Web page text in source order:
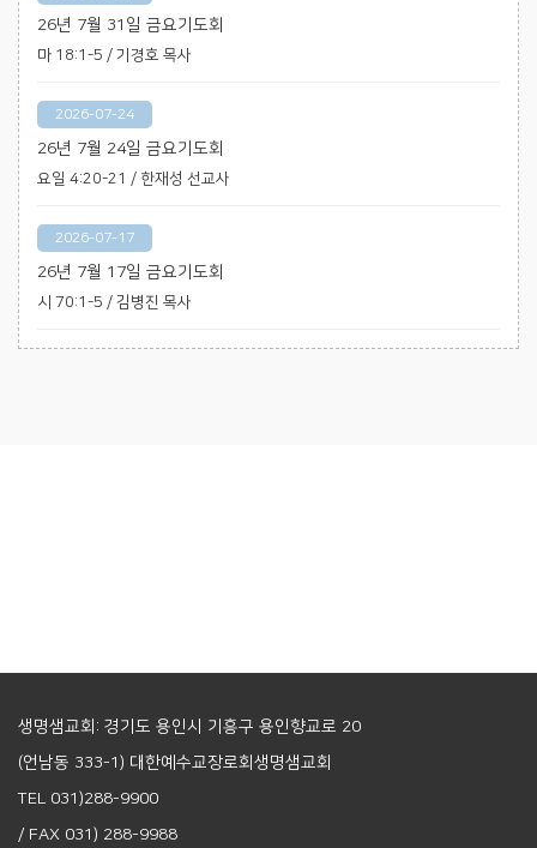
26년 7월 31일 금요기도회
마 18:1-5 / 기경호 목사
2026-07-24
26년 7월 24일 금요기도회
요일 4:20-21 / 한재성 선교사
2026-07-17
26년 7월 17일 금요기도회
시 70:1-5 / 김병진 목사
생명샘교회: 경기도 용인시 기흥구 용인향교로 20
(언남동 333-1) 대한예수교장로회생명샘교회
TEL 031)288-9900
/ FAX 031) 288-9988